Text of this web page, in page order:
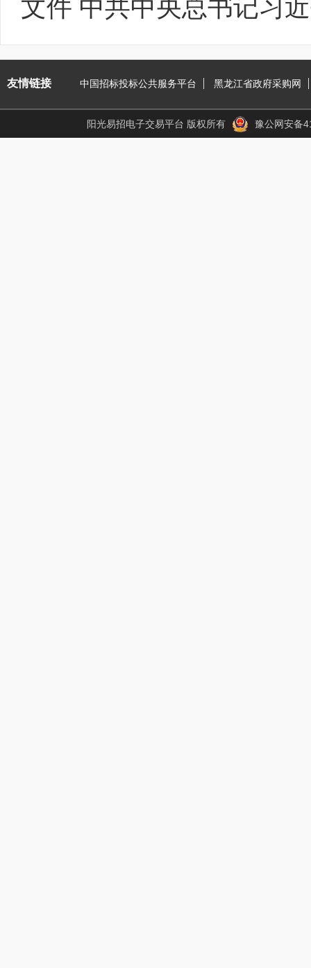
文件 中共中央总书记习
友情链接 中国招标投标公共服务平台 黑龙江省政府采购网
阳光易招电子交易平台 版权所有 豫公网安备